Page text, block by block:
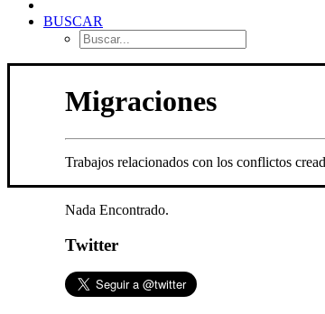
BUSCAR
Migraciones
Trabajos relacionados con los conflictos
Nada Encontrado.
Twitter